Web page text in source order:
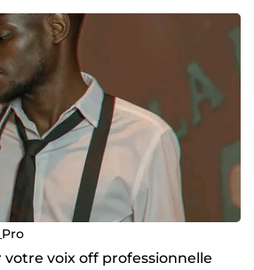
votre voix off professionnelle